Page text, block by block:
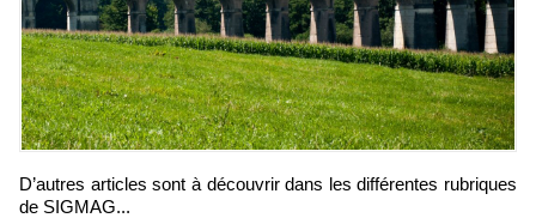
D’autres articles sont à découvrir dans les différentes rubriques
de SIGMAG...